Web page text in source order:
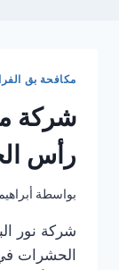
مكافحة بق
شركة
رأس الخيمة/
بواسطة
شركة نور
الحشرات